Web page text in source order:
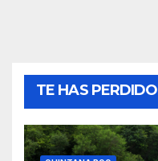
TE HAS PERDIDO